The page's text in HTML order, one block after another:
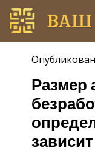
Размер